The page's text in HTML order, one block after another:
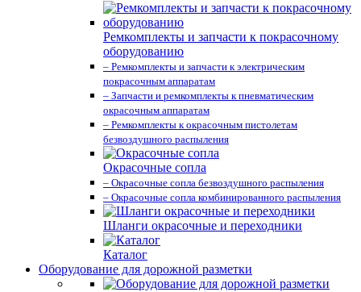
Ремкомплекты и запчасти к покрасочному
оборудованию
– Ремкомплекты и запчасти к электрическим
покрасочным аппаратам
– Запчасти и ремкомплекты к пневматическим
окрасочным аппаратам
– Ремкомплекты к окрасочным пистолетам
безвоздушного распыления
Окрасочные сопла
– Окрасочные сопла безвоздушного распыления
– Окрасочные сопла комбинированного распыления
Шланги окрасочные и переходники
Каталог
Оборудование для дорожной разметки